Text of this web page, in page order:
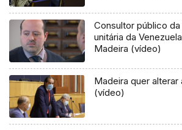
Consultor público
unitária da
Madeira (vídeo)
Madeira quer alterar
(vídeo)